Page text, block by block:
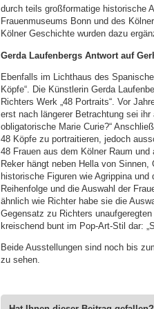
durch teils großformatige historische
Frauenmuseums Bonn und des
Kölner Geschichte wurden dazu
Gerda Laufenbergs Antwort auf
Ebenfalls im Lichthaus des
Köpfe“. Die Künstlerin Gerda
Richters Werk „48 Portraits“. Vor
erst nach längerer Betrachtung sei
obligatorische Marie Curie?“
48 Köpfe zu portraitieren, jedoch
48 Frauen aus dem Kölner Raum
Reker hängt neben Hella von
historische Figuren wie Agrippina
Reihenfolge und die Auswahl der
ähnlich wie Richter habe sie die
Gegensatz zu Richters
kreischend bunt im Pop-Art-Stil dar:
Beide Ausstellungen sind noch bis
zu sehen.